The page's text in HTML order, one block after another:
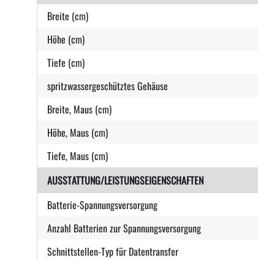
Breite (cm)
Höhe (cm)
Tiefe (cm)
spritzwassergeschütztes Gehäuse
Breite, Maus (cm)
Höhe, Maus (cm)
Tiefe, Maus (cm)
AUSSTATTUNG/LEISTUNGSEIGENSCHAFTEN
Batterie-Spannungsversorgung
Anzahl Batterien zur Spannungsversorgung
Schnittstellen-Typ für Datentransfer